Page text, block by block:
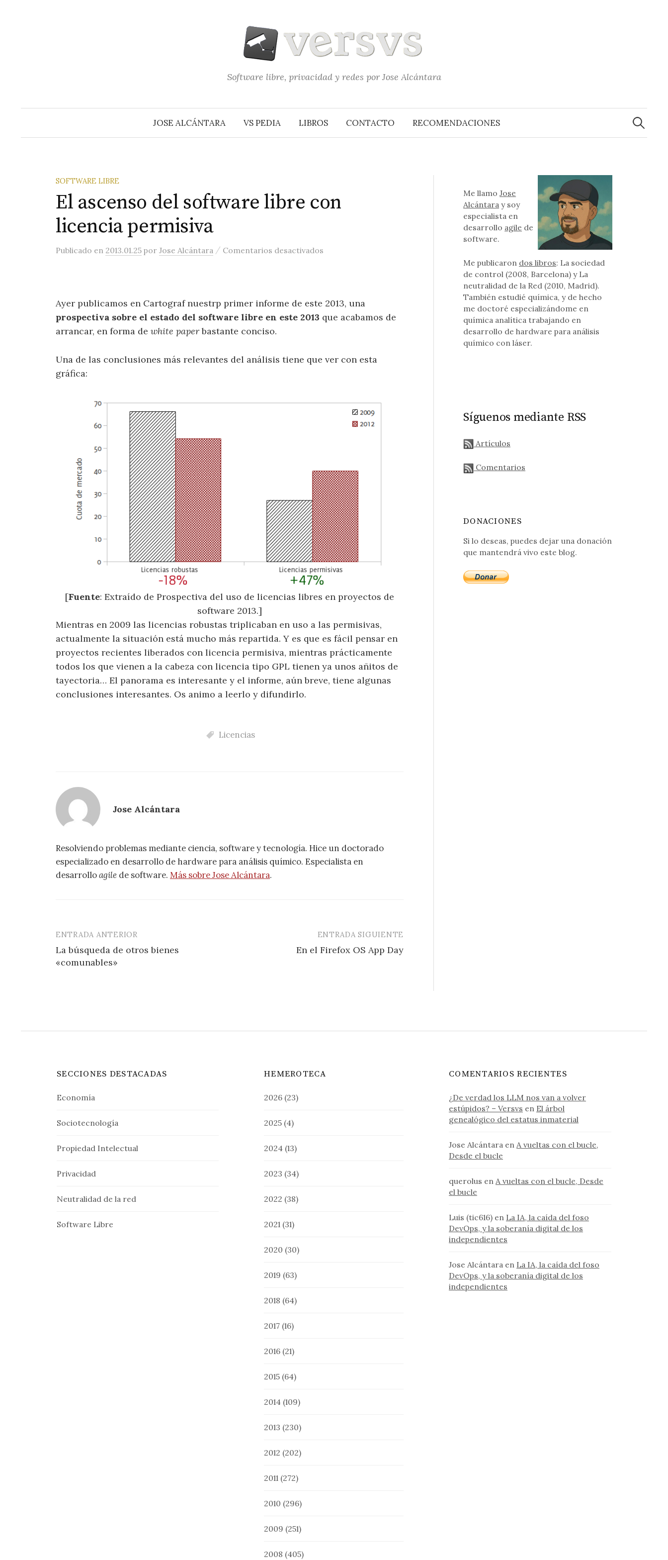
Software libre, privacidad y redes por Jose Alcántara
JOSE ALCÁNTARA VS PEDIA LIBROS CONTACTO RECOMENDACIONES
Buscar:
SOFTWARE LIBRE
El ascenso del software libre con
licencia permisiva
Publicado en 2013.01.25 por Jose Alcántara / Comentarios desactivados
Ayer publicamos en Cartograf nuestrp primer informe de este 2013, una
prospectiva sobre el estado del software libre en este 2013 que acabamos de
arrancar, en forma de white paperbastante conciso.
Una de las conclusiones más relevantes del análisis tiene que ver con esta
gráfica:
[Fuente: Extraído de Prospectiva del uso de licencias libres en proyectos de
software 2013.]
Mientras en 2009 las licencias robustas triplicaban en uso a las permisivas,
actualmente la situación está mucho más repartida. Y es que es fácil pensar en
proyectos recientes liberados con licencia permisiva, mientras prácticamente
todos los que vienen a la cabeza con licencia tipo GPL tienen ya unos añitos de
tayectoria… El panorama es interesante y el informe, aún breve, tiene algunas
conclusiones interesantes. Os animo a leerlo y difundirlo.
Licencias
Jose Alcántara
Resolviendo problemas mediante ciencia, software y tecnología. Hice un doctorado
especializado en desarrollo de hardware para análisis químico. Especialista en
desarrolloagile de software. Más sobre Jose Alcántara.
Navegación
de
ENTRADA ANTERIOR
La búsqueda de otros bienes
«comunables»
ENTRADA SIGUIENTE
En el Firefox OS App Day
Me llamoJose
Alcántara y soy
especialista en
desarrollo agile de
software.
Me publicaron dos libros: La sociedad
de control (2008, Barcelona) y La
neutralidad de la Red (2010, Madrid).
También estudié química, y de hecho
me doctoré especializándome en
química analítica trabajando en
desarrollo de hardware para análisis
químico con láser.
Síguenos mediante RSS
Artículos
Comentarios
DONACIONES
Si lo deseas, puedes dejar una donación
que mantendrá vivo este blog.
SECCIONES DESTACADAS
Economía
Sociotecnología
Propiedad Intelectual
Privacidad
Neutralidad de la red
Software Libre
HEMEROTECA
2026 (23)
2025 (4)
2024 (13)
2023 (34)
2022 (38)
2021 (31)
2020 (30)
2019 (63)
2018 (64)
2017 (16)
2016 (21)
2015 (64)
2014 (109)
2013 (230)
2012 (202)
2011 (272)
2010 (296)
2009 (251)
2008 (405)
COMENTARIOS RECIENTES
¿De verdad los LLM nos van a volver
estúpidos? – Versvs en El árbol
genealógico del estatus inmaterial
Jose Alcántara en A vueltas con el bucle,
Desde el bucle
querolus en A vueltas con el bucle, Desde
el bucle
Luis (tic616) en La IA, la caída del foso
DevOps, y la soberanía digital de los
independientes
Jose Alcántara en La IA, la caída del foso
DevOps, y la soberanía digital de los
independientes